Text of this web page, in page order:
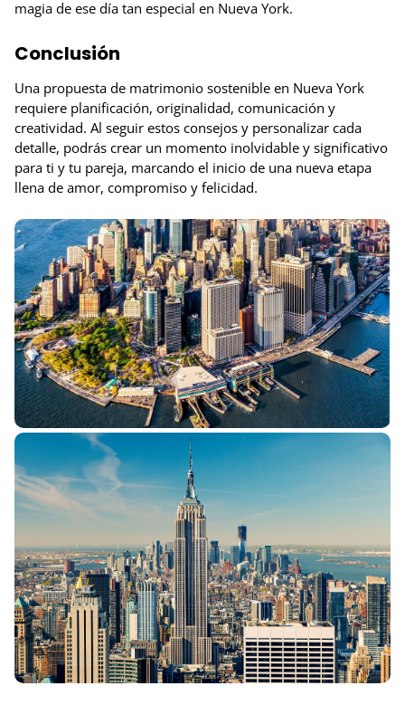
magia de ese día tan especial en Nueva York.
Conclusión
Una propuesta de matrimonio sostenible en Nueva York
requiere planificación, originalidad, comunicación y
creatividad. Al seguir estos consejos y personalizar cada
detalle, podrás crear un momento inolvidable y significativo
para ti y tu pareja, marcando el inicio de una nueva etapa
llena de amor, compromiso y felicidad.